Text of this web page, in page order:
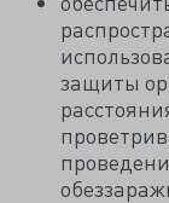
защиты